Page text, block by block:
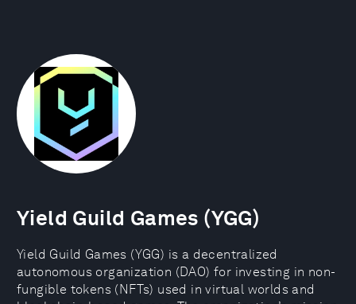
Yield Guild Games (YGG)
Yield Guild Games (YGG) is a decentralized
autonomous organization (DAO) for investing in non-
fungible tokens (NFTs) used in virtual worlds and